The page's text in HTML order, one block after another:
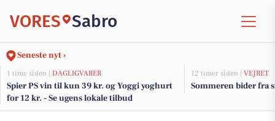
VORES Sabro
Seneste nyt ›
1 time siden | DAGLIGVARER
Spier PS vin til kun 39 kr. og Yoggi yoghurt
for 12 kr. - Se ugens lokale tilbud
12 timer siden | VEJRET
Sommeren bider fra